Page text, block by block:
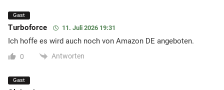
Gast
Turboforce 11. Juli 2026 19:31
Ich hoffe es wird auch noch von Amazon DE angeboten.
0 Antworten
Gast